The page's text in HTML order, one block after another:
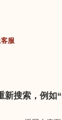
服
搜索，例如